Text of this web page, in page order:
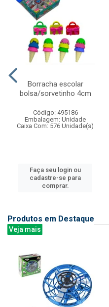
Borracha escolar
bolsa/sorvetinho 4cm
Código: 495186
Embalagem: Unidade
Caixa Com: 576 Unidade(s)
Faça seu login ou
cadastre-se para
comprar.
Produtos em Destaque
Veja mais